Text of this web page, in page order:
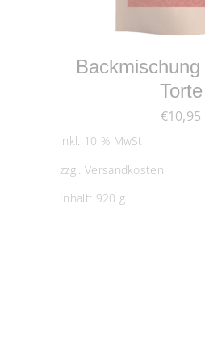
Torte
€10,95
inkl. 10 % MwSt.
zzgl. Versandkosten
Inhalt: 920 g